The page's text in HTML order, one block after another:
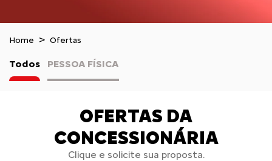
Home Ofertas
Todos PESSOA FÍSICA
OFERTAS DA
CONCESSIONÁRIA
Clique e solicite sua proposta.